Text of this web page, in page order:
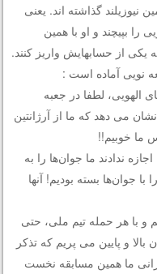
گذاشته اند. یعنی
بپیچند و او با همین
۱۳۶ میلیارد را به یکی از حسابهایش واریز کنند.
نویی آماده است :
الهویی، لطفا در جعبه
می دهد که ما از آرژانتین
ما خوبیم!!
ندادند ما جوان‌ها را به
تیم ملی را با جوان‌ها بسته بودیم! آنها
و با هر حمله تیم ملی، حتی
و پایین می پریم که تذکر
ما همین مسابقه نخست